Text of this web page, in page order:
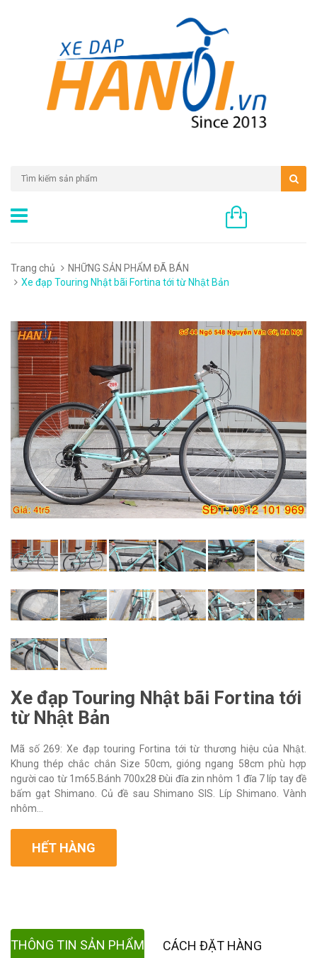
Trang chủ
NHỮNG SẢN PHẨM ĐÃ BÁN
Xe đạp Touring Nhật bãi Fortina tới từ Nhật Bản
Xe đạp Touring Nhật bãi Fortina tới
từ Nhật Bản
Mã số 269: Xe đạp touring Fortina tới từ thương hiệu của Nhật.
Khung thép chắc chắn Size 50cm, gióng ngang 58cm phù hợp
người cao từ 1m65.Bánh 700x28 Đùi đĩa zin nhôm 1 đĩa 7 líp tay đề
bấm gạt Shimano. Củ đề sau Shimano SIS. Líp Shimano. Vành
nhôm...
HẾT HÀNG
THÔNG TIN SẢN PHẨM CÁCH ĐẶT HÀNG